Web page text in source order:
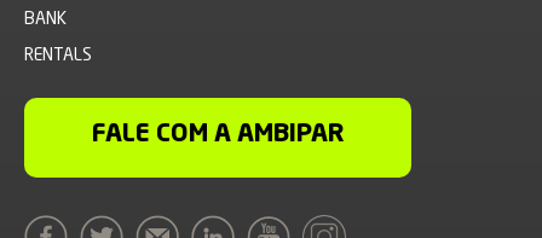
BANK
RENTALS
FALE COM A AMBIPAR